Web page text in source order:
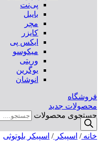
پی‌نت
بایبل
مچر
کایزر
ایکس پی
میکوسو
وریتی
یوگرین
انوشان
فروشگاه
محصولات جدید
جستجوی محصولات
خانه/ اسپیکر/ اسپیکر بلوتوثی